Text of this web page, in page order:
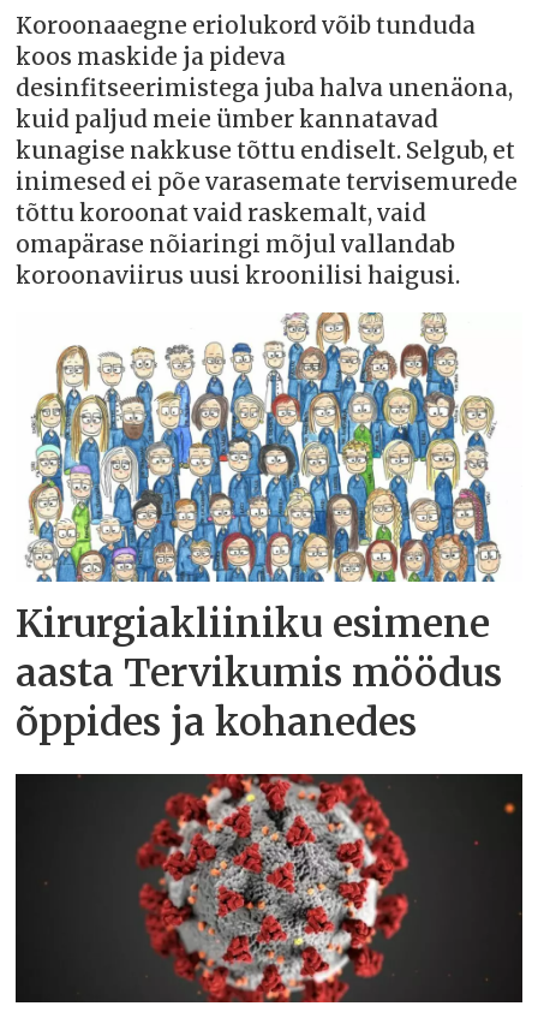
Koroonaaegne eriolukord võib tunduda
koos maskide ja pideva
desinfitseerimistega juba halva unenäona,
kuid paljud meie ümber kannatavad
kunagise nakkuse tõttu endiselt. Selgub, et
inimesed ei põe varasemate tervisemurede
tõttu koroonat vaid raskemalt, vaid
omapärase nõiaringi mõjul vallandab
koroonaviirus uusi kroonilisi haigusi.
Kirurgiakliiniku esimene
aasta Tervikumis möödus
õppides ja kohanedes